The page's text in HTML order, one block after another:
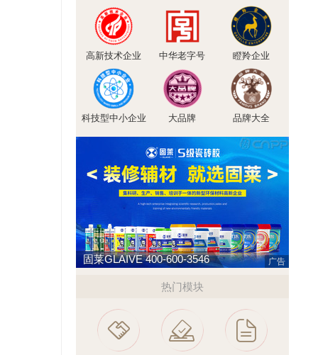
高新技术企业 中华老字号 瞪羚企业
科技型中小企业 大品牌 品牌大全
固莱GLAIVE 400-600-3546 广告
热门模块